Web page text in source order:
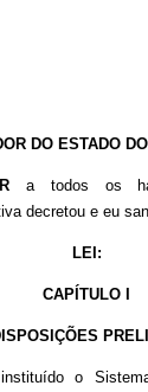
DO ESTADO
a todos os
decretou e eu
LEI:
CAPÍTULO I
o